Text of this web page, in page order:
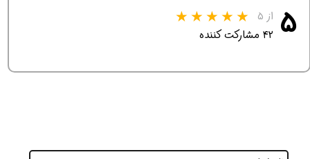
۵ از ۵
۴۲ مشارکت کننده